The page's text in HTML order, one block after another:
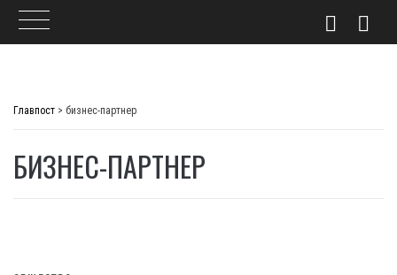
Главпост > бизнес-партнер
БИЗНЕС-ПАРТНЕР